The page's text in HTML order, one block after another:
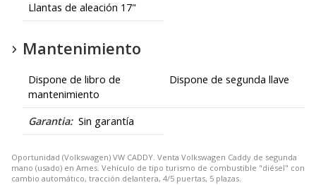
Llantas de aleación 17"
Mantenimiento
Dispone de libro de
mantenimiento
Dispone de segunda llave
Garantia: Sin garantía
Oportunidad (Volkswagen) VW CADDY. Venta Volkswagen Caddy de segunda
mano (usado) en Ames. Vehículo de tipo turismo de combustible "diésel" con
cambio automático, tracción delantera, 4/5 puertas, 5 plazas.